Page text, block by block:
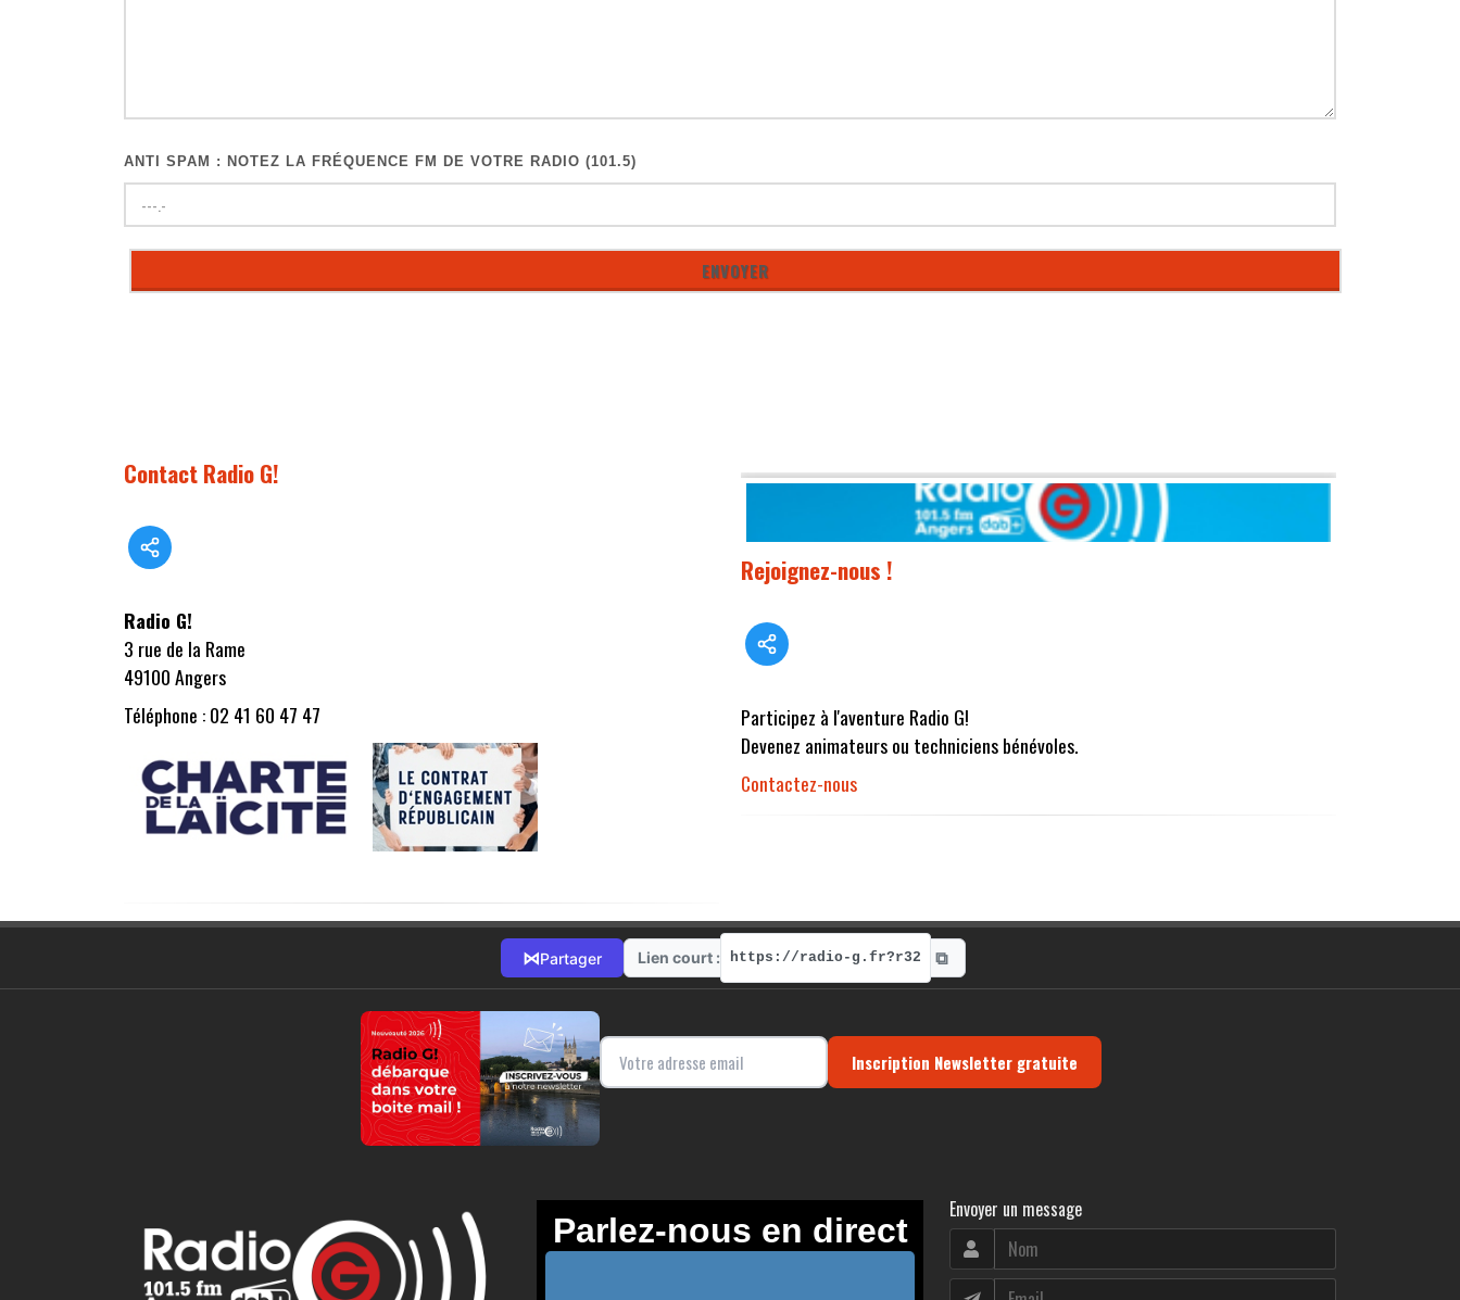
ANTI SPAM : NOTEZ LA FRÉQUENCE FM DE VOTRE RADIO (101.5)
Contact Radio G!
Radio G!
3 rue de la Rame
49100 Angers
Téléphone : 02 41 60 47 47
Rejoignez-nous !
Participez à l'aventure Radio G!
Devenez animateurs ou techniciens bénévoles.
Contactez-nous
⋈Partager Lien court : https://radio-g.fr?r32 ⧉
Inscription Newsletter gratuite
Envoyer un message